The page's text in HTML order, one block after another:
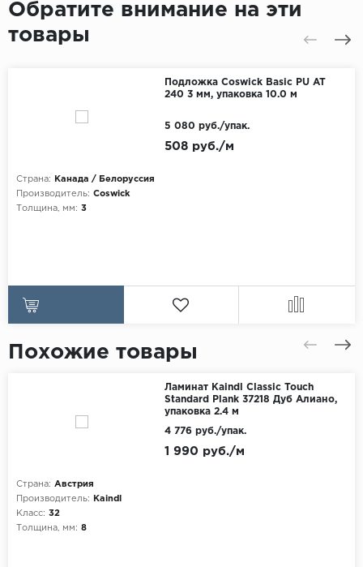
Обратите внимание на эти
товары
Подложка Coswick Basic PU AT
240 3 мм, упаковка 10.0 м
Страна:
Канада / Белоруссия
Производитель: Coswick
Толщина, мм: 3
508 руб./м
5 080 руб./упак.
Похожие товары
Ламинат Kaindl Classic Touch
Standard Plank 37218 Дуб Алиано,
упаковка 2.4 м
Страна: Австрия
Производитель:
Kaindl
Класс: 32
Толщина, мм: 8
1 990 руб./м
4 776 руб./упак.